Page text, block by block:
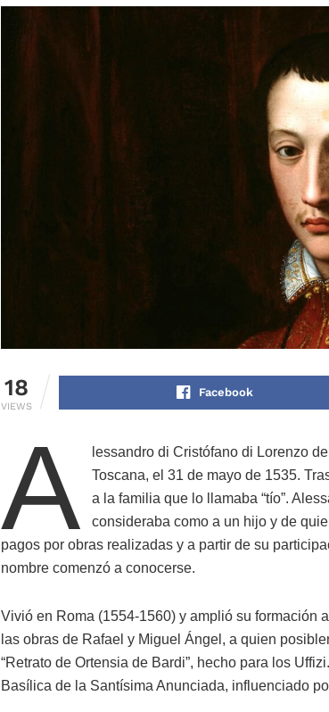
18
VIEWS
Facebook
A
lessandro di Cristófano di Lorenzo
Toscana, el 31 de mayo de 1535.
a la familia que lo llamaba “tío”.
consideraba como a un hijo y de
pagos por obras realizadas y a partir de su
nombre comenzó a conocerse.
Vivió en Roma (1554-1560) y amplió su formación
las obras de Rafael y Miguel Ángel, a quien
“Retrato de Ortensia de Bardi”, hecho para los
Basílica de la Santísima Anunciada, influenciado